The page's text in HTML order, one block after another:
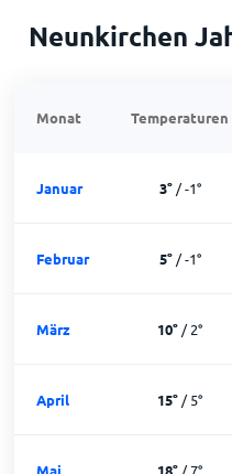
Neunkirchen
Monat Temperaturen
Januar 3°/-1°
Februar 5°/-1°
März 10° /2°
April 15° /5°
Mai 18° /7°